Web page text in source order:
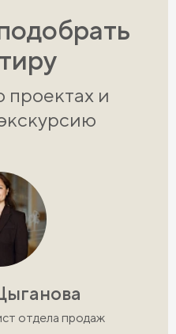
проектах и
отдела продаж